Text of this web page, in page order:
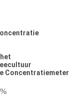
Concentratiemeter